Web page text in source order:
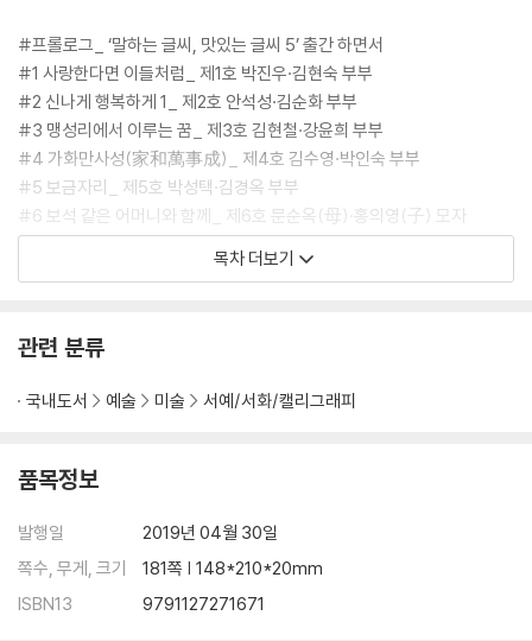
#프롤로그_ ‘말하는 글씨, 맛있는 글씨 5’ 출간 하면서
#1 사랑한다면 이들처럼_ 제1호 박진우·김현숙 부부
#2 신나게 행복하게 1_ 제2호 안석성·김순화 부부
#3 맹성리에서 이루는 꿈_ 제3호 김현철·강윤희 부부
#4 가화만사성(家和萬事成)_ 제4호 김수영·박인숙 부부
#5 보금자리_ 제5호 박성택·김경옥 부부
#6 보석 같은 어머니와 함께_ 제6호 문순옥(母)·홍의영(子) 모자
#7 안분지족(安分之足)_ 제7호 윤충진·최숙희 부부
#8 함께라서 행복합니다_ 제8호 송천식·박흔영 부부
#11 신나게 행복하게 2_ 제11호 강경오·김양숙 부부
#13 한평생 독도와 함께_ 제13호 김성도·김신열 부부
#15 사랑하며 행복하게_ 제15호 박재열·한금순 부부
#17 즐거운 나의 집_ 제17호 한봉익·김안숙 부부
#18 더불어 사는 세상_ 제18호 이양자·한영수 부부
#19 늘 웃자^^_ 제19호 진경우·김유미 부부
#20 건강하게 익어가는 삶_ 제20호 최막례 님
목차 더보기
관련 분류
국내도서 예술 미술 서예/서화/캘리그래피
품목정보
발행일
2019년 04월 30일
쪽수, 무게, 크기
181쪽 | 148*210*20mm
ISBN13
9791127271671